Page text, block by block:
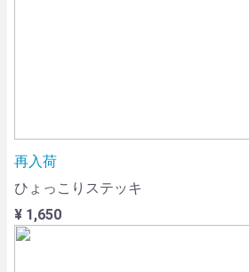
再入荷
ひょっこりステッキ
¥ 1,650